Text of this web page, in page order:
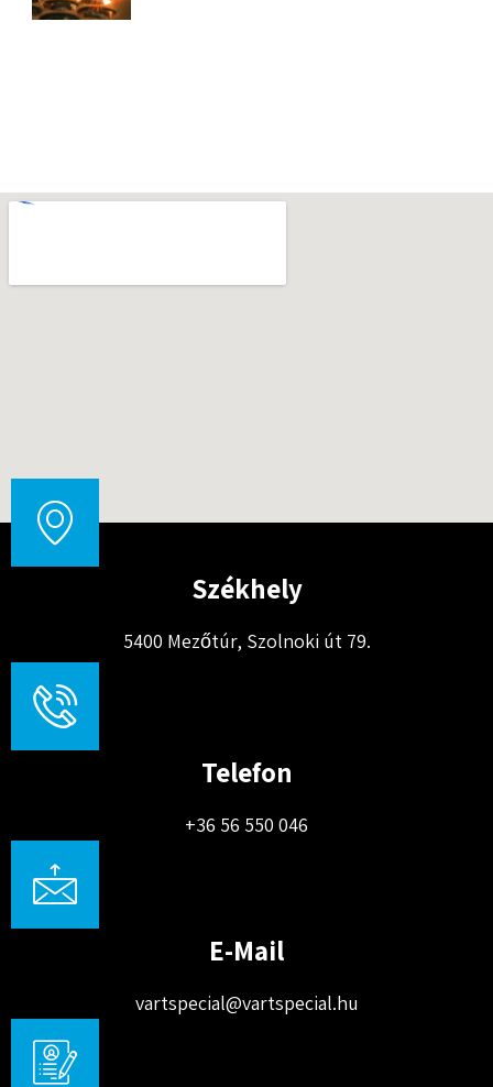
Székhely
5400 Mezőtúr, Szolnoki út 79.
Telefon
+36 56 550 046
E-Mail
vartspecial@vartspecial.hu